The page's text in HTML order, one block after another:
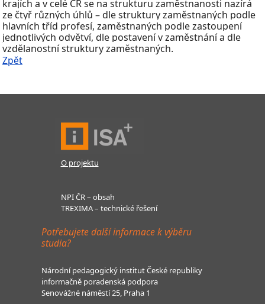
krajích a v celé ČR se na strukturu zaměstnanosti nazírá
ze čtyř různých úhlů – dle struktury zaměstnaných podle
hlavních tříd profesí, zaměstnaných podle zastoupení
jednotlivých odvětví, dle postavení vzaměstnání a dle
vzdělanostní struktury zaměstnaných.
Zpět
O projektu
NPI ČR – obsah
TREXIMA – technické řešení
Potřebujete další informace k výběru
studia?
Národní pedagogický institut České republiky
informačně poradenská podpora
Senovážné náměstí 25, Praha 1